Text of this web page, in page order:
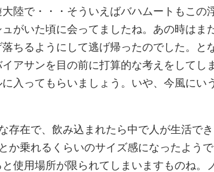
陸で・・・そういえばバハムートもこの
がいた頃に会ってましたね。あの時はま
ちるようにして逃げ帰ったのでした。と
アサンを目の前に打算的な考えをしてし
入ってもらいましょう。いや、今風にい
存在で、飲み込まれたら中で人が生活でき
か乗れるくらいのサイズ感になったようで
使用場所が限られてしまいますものね。